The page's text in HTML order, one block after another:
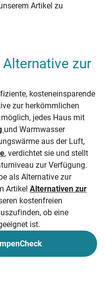
Artikel zu
zur
kosteneinsparende
zur herkömmlichen
jedes Haus mit
und Warmwasser
aus der Luft,
, verdichtet sie und stellt
zur Verfügung.
als Alternative zur
Artikel Alternativen zur
kostenfreien
ob eine
ist.